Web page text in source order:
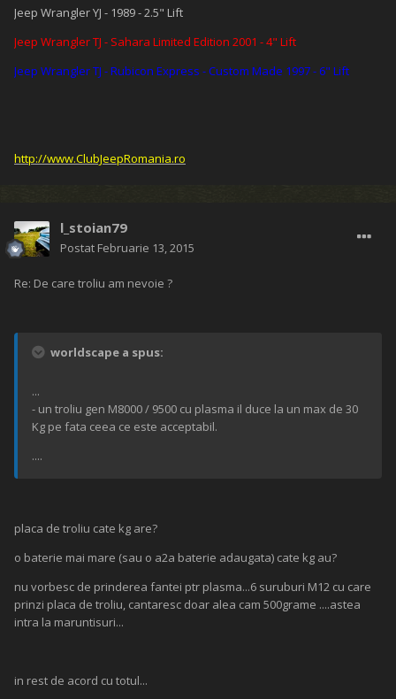
Jeep Wrangler YJ - 1989 - 2.5" Lift
Jeep Wrangler TJ - Sahara Limited Edition 2001 - 4" Lift
Jeep Wrangler TJ - Rubicon Express - Custom Made 1997 - 6" Lift
http://www.ClubJeepRomania.ro
l_stoian79
Postat Februarie 13, 2015
Re: De care troliu am nevoie ?
worldscape a spus:
...
- un troliu gen M8000 / 9500 cu plasma il duce la un max de 30
Kg pe fata ceea ce este acceptabil.
....
placa de troliu cate kg are?
o baterie mai mare (sau o a2a baterie adaugata) cate kg au?
nu vorbesc de prinderea fantei ptr plasma...6 suruburi M12 cu care
prinzi placa de troliu, cantaresc doar alea cam 500grame ....astea
intra la maruntisuri...
in rest de acord cu totul...